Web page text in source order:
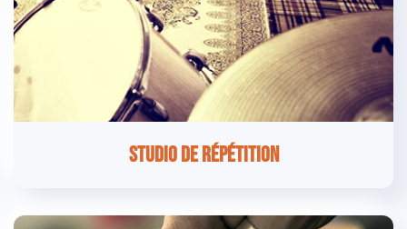
Studio de répétition